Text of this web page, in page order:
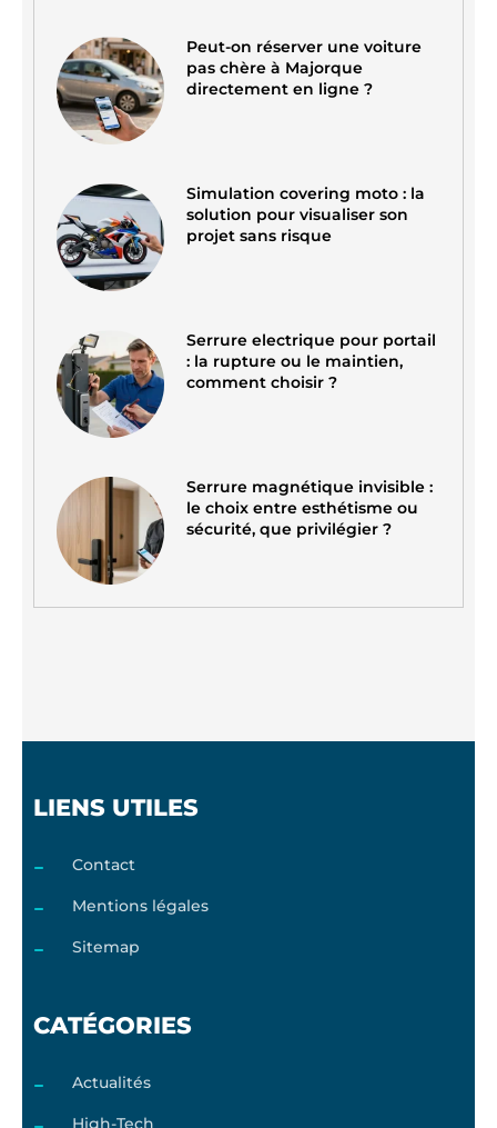
Peut-on réserver une voiture
pas chère à Majorque
directement en ligne ?
Simulation covering moto : la
solution pour visualiser son
projet sans risque
Serrure electrique pour portail
: la rupture ou le maintien,
comment choisir ?
Serrure magnétique invisible :
le choix entre esthétisme ou
sécurité, que privilégier ?
LIENS UTILES
Contact
Mentions légales
Sitemap
CATÉGORIES
Actualités
High-Tech